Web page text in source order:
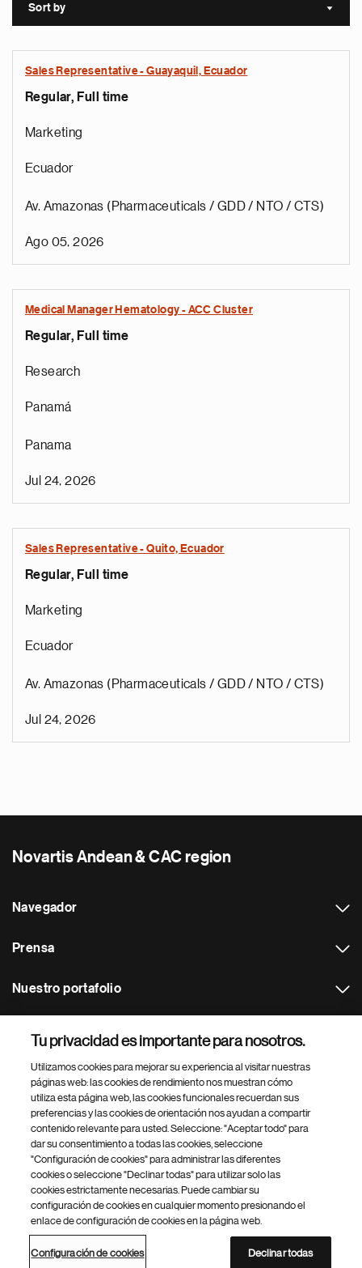
Sort by Sort
Sales Representative - Guayaquil, Ecuador
Regular, Full time
Marketing
Ecuador
Av. Amazonas (Pharmaceuticals / GDD / NTO / CTS)
Ago 05, 2026
Medical Manager Hematology - ACC Cluster
Regular, Full time
Research
Panamá
Panama
Jul 24, 2026
Sales Representative - Quito, Ecuador
Regular, Full time
Marketing
Ecuador
Av. Amazonas (Pharmaceuticals / GDD / NTO / CTS)
Jul 24, 2026
Novartis Andean & CAC region
Navegador
Prensa
Nuestro portafolio
Footer Site Search
inferior
del
© 2026 Novartis AG
Política de privacidad Términos de uso
Accesibilidad
Configuración de cookies
Mapa del sitio
Tu privacidad es importante para nosotros.
Utilizamos cookies para mejorar su experiencia al visitar nuestras
páginas web: las cookies de rendimiento nos muestran cómo
utiliza esta página web, las cookies funcionales recuerdan sus
preferencias y las cookies de orientación nos ayudan a compartir
contenido relevante para usted. Seleccione: "Aceptar todo" para
dar su consentimiento a todas las cookies, seleccione
"Configuración de cookies" para administrar las diferentes
cookies o seleccione "Declinar todas" para utilizar solo las
cookies estrictamente necesarias. Puede cambiar su
configuración de cookies en cualquier momento presionando el
enlace de configuración de cookies en la página web.
Configuración de cookies Declinar todas